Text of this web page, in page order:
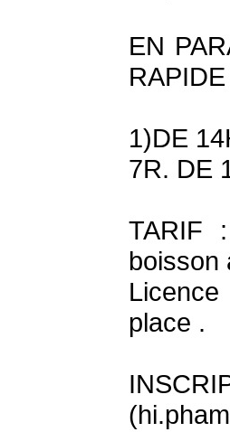
EN
1)DE
7R. DE
TARIF
boisson
place .